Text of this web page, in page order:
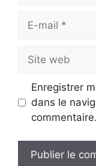
Site
web
Enregistrer
dans le
commentaire.